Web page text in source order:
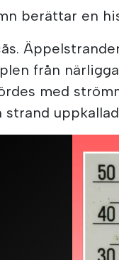
berättar en
från
med
strand